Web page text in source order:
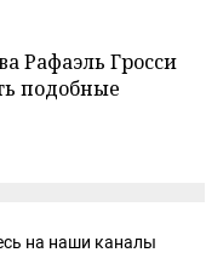
Рафаэль Гросси
подобные
на наши каналы